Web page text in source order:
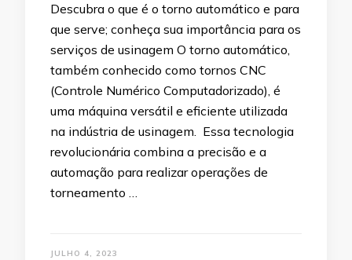
Descubra o que é o torno automático e para
que serve; conheça sua importância para os
serviços de usinagem O torno automático,
também conhecido como tornos CNC
(Controle Numérico Computadorizado), é
uma máquina versátil e eficiente utilizada
na indústria de usinagem. Essa tecnologia
revolucionária combina a precisão e a
automação para realizar operações de
torneamento …
JULHO 4, 2023